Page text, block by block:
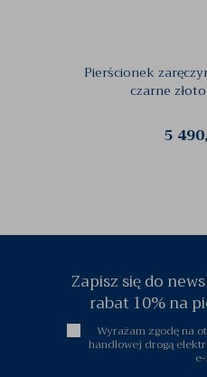
Pierścionek
czarne
5
Zapisz się do
rabat 10% na
Wyrażam zgodę na
handlowej drogą